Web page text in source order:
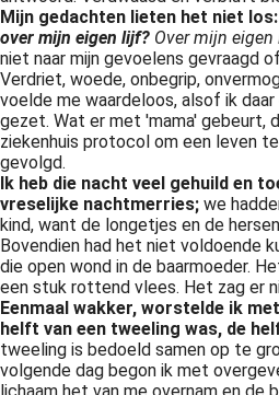
Mijn gedachten lieten het niet los:
over mijn eigen lijf? Over mijn eigen
niet naar mijn gevoelens gevraagd
Verdriet, woede, onbegrip,
voelde me waardeloos, alsof ik
gezet. Wat er met 'mama' gebeurt,
ziekenhuis protocol om een leven
gevolgd.
Ik heb die nacht veel gehuild en
vreselijke nachtmerries; we
kind, want de longetjes en de
Bovendien had het niet voldoende
die open wond in de baarmoeder.
een stuk rottend vlees. Het zag er
Eenmaal wakker, worstelde ik
helft van een tweeling was, de
tweeling is bedoeld samen op te
volgende dag begon ik met